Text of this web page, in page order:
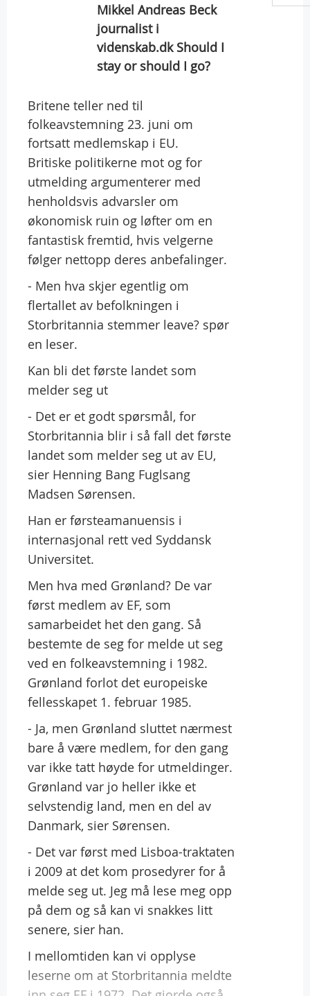
Mikkel Andreas Beck
journalist i
videnskab.dk Should I
stay or should I go?
Britene teller ned til
folkeavstemning 23. juni om
fortsatt medlemskap i EU.
Britiske politikerne mot og for
utmelding argumenterer med
henholdsvis advarsler om
økonomisk ruin og løfter om en
fantastisk fremtid, hvis velgerne
følger nettopp deres anbefalinger.
- Men hva skjer egentlig om
flertallet av befolkningen i
Storbritannia stemmer leave? spør
en leser.
Kan bli det første landet som
melder seg ut
- Det er et godt spørsmål, for
Storbritannia blir i så fall det første
landet som melder seg ut av EU,
sier Henning Bang Fuglsang
Madsen Sørensen.
Han er førsteamanuensis i
internasjonal rett ved Syddansk
Universitet.
Men hva med Grønland? De var
først medlem av EF, som
samarbeidet het den gang. Så
bestemte de seg for melde ut seg
ved en folkeavstemning i 1982.
Grønland forlot det europeiske
fellesskapet 1. februar 1985.
- Ja, men Grønland sluttet nærmest
bare å være medlem, for den gang
var ikke tatt høyde for utmeldinger.
Grønland var jo heller ikke et
selvstendig land, men en del av
Danmark, sier Sørensen.
- Det var først med Lisboa-traktaten
i 2009 at det kom prosedyrer for å
melde seg ut. Jeg må lese meg opp
på dem og så kan vi snakkes litt
senere, sier han.
I mellomtiden kan vi opplyse
leserne om at Storbritannia meldte